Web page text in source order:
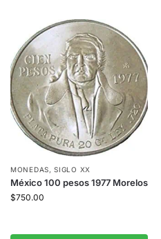
MONEDAS,SIGLO XX
México 100 pesos 1977 Morelos
$750.00